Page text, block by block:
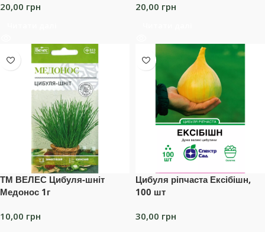
20,00 грн 20,00 грн
ТМ ВЕЛЕС Цибуля-шніт
Медонос 1г
10,00 грн
Цибуля ріпчаста Ексібішн,
100 шт
30,00 грн